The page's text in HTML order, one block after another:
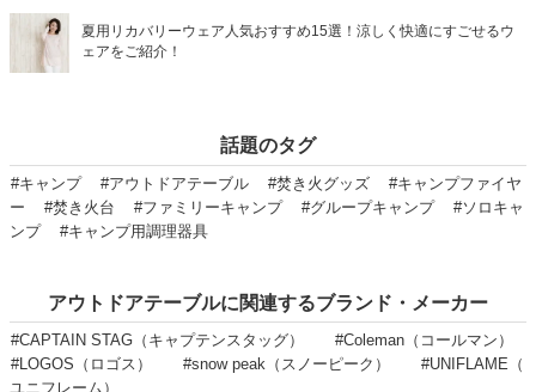
夏用リカバリーウェア人気おすすめ15選！涼しく快適にすごせるウ
ェアをご紹介！
話題のタグ
#キャンプ #アウトドアテーブル #焚き火グッズ
#キャンプファイヤ
ー
#焚き火台 #ファミリーキャンプ #グループキャンプ
#ソロキャ
ンプ
#キャンプ用調理器具
アウトドアテーブルに関連するブランド・メーカー
#CAPTAIN STAG（キャプテンスタッグ）
#Coleman（コールマン）
#LOGOS（ロゴス）
#snow peak（スノーピーク）
#UNIFLAME（
ユニフレーム）